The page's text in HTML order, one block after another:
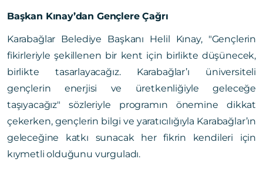
Başkan Kınay’dan Gençlere Çağrı
Karabağlar Belediye Başkanı Helil Kınay, "Gençlerin
fikirleriyle şekillenen bir kent için birlikte düşünecek,
birlikte tasarlayacağız. Karabağlar’ı üniversiteli
gençlerin enerjisi ve üretkenliğiyle geleceğe
taşıyacağız" sözleriyle programın önemine dikkat
çekerken, gençlerin bilgi ve yaratıcılığıyla Karabağlar’ın
geleceğine katkı sunacak her fikrin kendileri için
kıymetli olduğunu vurguladı.